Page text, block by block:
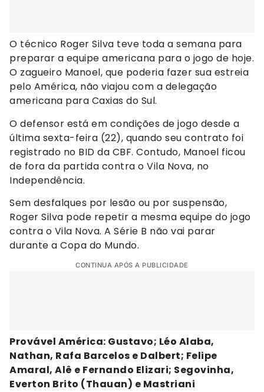
O técnico Roger Silva teve toda a semana para
preparar a equipe americana para o jogo de hoje.
O zagueiro Manoel, que poderia fazer sua estreia
pelo América, não viajou com a delegação
americana para Caxias do Sul.
O defensor está em condições de jogo desde a
última sexta-feira (22), quando seu contrato foi
registrado no BID da CBF. Contudo, Manoel ficou
de fora da partida contra o Vila Nova, no
Independência.
Sem desfalques por lesão ou por suspensão,
Roger Silva pode repetir a mesma equipe do jogo
contra o Vila Nova. A Série B não vai parar
durante a Copa do Mundo.
CONTINUA APÓS A PUBLICIDADE
Provável América: Gustavo; Léo Alaba,
Nathan, Rafa Barcelos e Dalbert; Felipe
Amaral, Alê e Fernando Elizari; Segovinha,
Everton Brito (Thauan) e Mastriani